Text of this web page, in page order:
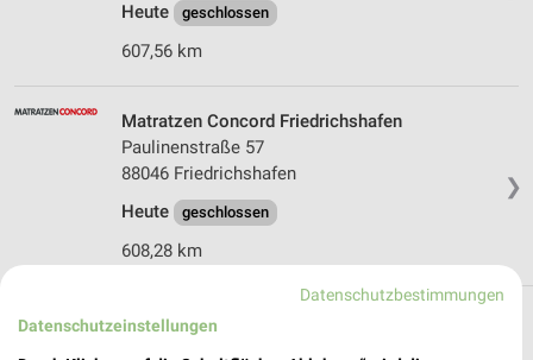
Heute
geschlossen
607,56 km
❯
Matratzen Concord Friedrichshafen
Paulinenstraße 57
88046 Friedrichshafen
Heute
geschlossen
608,28 km
Möbel & Wohnen Angebote und Prospekte für
Datenschutzbestimmungen
Datenschutzeinstellungen